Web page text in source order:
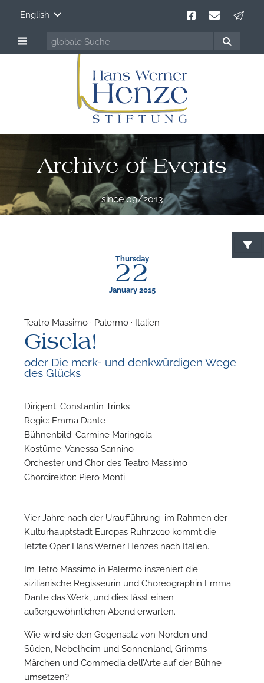
English
Archive of Events
since 09/2013
Thursday
22
January 2015
Teatro Massimo · Palermo · Italien
Gisela!
oder Die merk- und denkwürdigen Wege
des Glücks
Dirigent: Constantin Trinks
Regie: Emma Dante
Bühnenbild: Carmine Maringola
Kostüme: Vanessa Sannino
Orchester und Chor des Teatro Massimo
Chordirektor: Piero Monti
Vier Jahre nach der Uraufführung im Rahmen der
Kulturhauptstadt Europas Ruhr.2010 kommt die
letzte Oper Hans Werner Henzes nach Italien.
Im Tetro Massimo in Palermo inszeniert die
sizilianische Regisseurin und Choreographin Emma
Dante das Werk, und dies lässt einen
außergewöhnlichen Abend erwarten.
Wie wird sie den Gegensatz von Norden und
Süden, Nebelheim und Sonnenland, Grimms
Märchen und Commedia dell’Arte auf der Bühne
umsetzen?